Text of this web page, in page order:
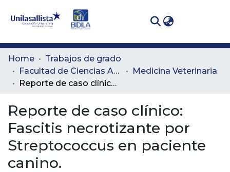
Communities
& Collections
All of DSpace
Statistics
Home
Trabajos de grado
Facultad de Ciencias Administrativas y Agropecuarias
Medicina Veterinaria
Reporte de caso clínico: Fascitis necrotizante por Streptococcus en paciente canino.
Reporte de caso clínico:
Fascitis necrotizante por
Streptococcus en paciente
canino.